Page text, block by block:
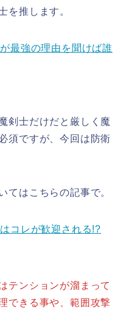
を推します。
最強の理由を聞けば誰
剣士だけだと厳しく魔
須ですが、今回は防衛
てはこちらの記事で。
コレが歓迎される!?
テンションが溜まって
できる事や、範囲攻撃